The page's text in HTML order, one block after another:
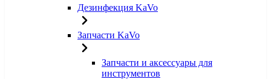
Дезинфекция KaVo
Запчасти KaVo
Запчасти и аксессуары для
инструментов